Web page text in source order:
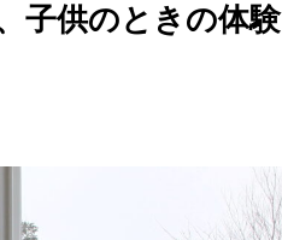
子供のときの体験